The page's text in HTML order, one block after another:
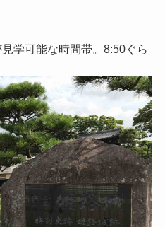
学可能な時間帯。8:50ぐら